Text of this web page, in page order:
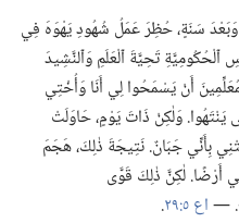
ٱلْحَرْبُ ٱلْعَالَمِيَّةُ ٱلثَّانِيَةُ عَامَ ١٩٣٩.‏ وَبَعْدَ سَنَةٍ،‏ حُظِرَ عَمَلُ شُهُودِ يَهْوَهَ فِي
ٱلْحُكُومِيَّةِ تَحِيَّةَ ٱلْعَلَمِ وَٱلنَّشِيدَ
أَنْ يَسْمَحُوا لِي أَنَا وَأُخْتِي
وَلٰكِنْ ذَاتَ يَوْمٍ،‏ حَاوَلَتْ
بِأَنِّي جَبَانٌ.‏ نَتِيجَةَ ذٰلِكَ،‏ هَجَمَ
أَرْضًا.‏ لٰكِنَّ ذٰلِكَ قَوَّى
—‏اع ٥:‏٢٩ ‏.‏